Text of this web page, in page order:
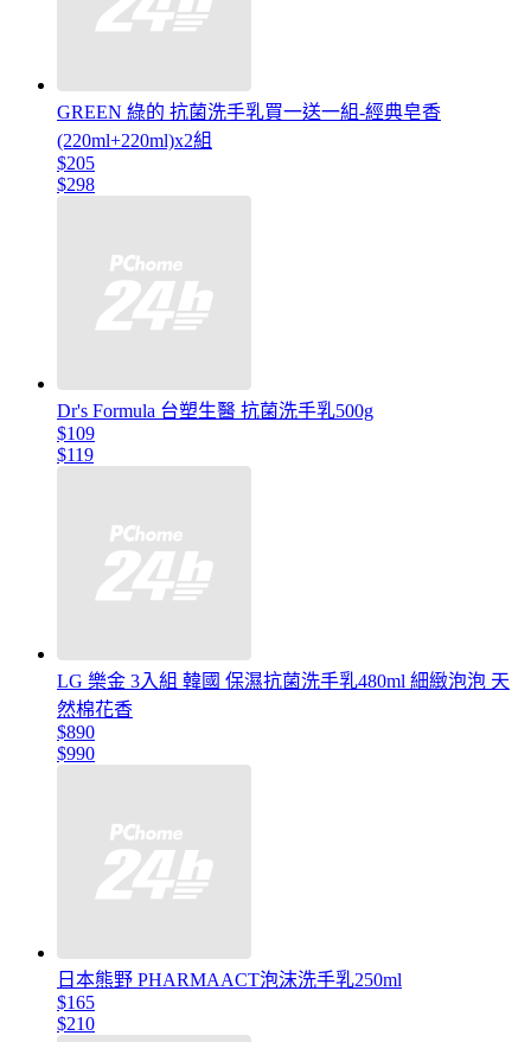
GREEN 綠的 抗菌洗手乳買一送一組-經典皂香
(220ml+220ml)x2組
$205
$298
Dr's Formula 台塑生醫 抗菌洗手乳500g
$109
$119
LG 樂金 3入組 韓國 保濕抗菌洗手乳480ml 細緻泡泡 天
然棉花香
$890
$990
日本熊野 PHARMAACT泡沫洗手乳250ml
$165
$210